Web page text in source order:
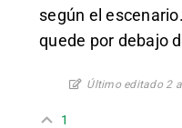
según el
quede por debajo
Último editado 2
1